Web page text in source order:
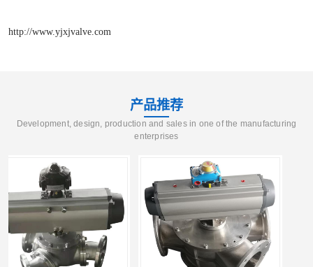
http://www.yjxjvalve.com
产品推荐
Development, design, production and sales in one of the manufacturing
enterprises